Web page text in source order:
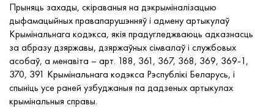
Прыняць захады, скіраваныя на дэкрыміналізацыю
дыфамацыйных правапарушэнняў і адмену артыкулаў
Крымінальнага кодэкса, якія прадугледжваюць адказнасць
за абразу дзяржавы, дзяржаўных сімвалаў і службовых
асобаў, а менавіта – арт. 188, 361, 367, 368, 369, 369-1,
370, 391 Крымінальнага кодэкса Рэспублікі Беларусь, і
спыніць усе раней узбуджаныя па дадзеных артыкулах
крымінальныя справы.